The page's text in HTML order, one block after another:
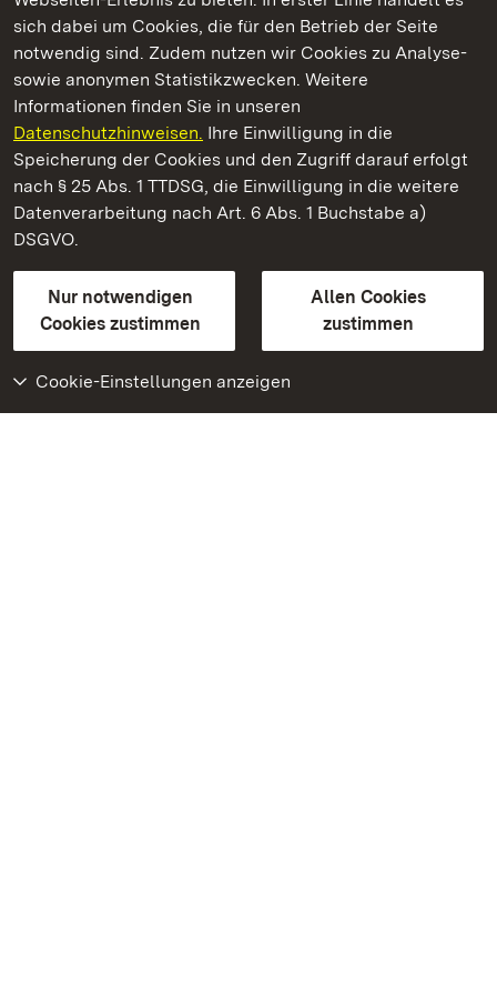
sich dabei um Cookies, die für den Betrieb der Seite
notwendig sind. Zudem nutzen wir Cookies zu Analyse-
sowie anonymen Statistikzwecken. Weitere
Informationen finden Sie in unseren
Datenschutzhinweisen. Ihre Einwilligung in die
Speicherung der Cookies und den Zugriff darauf erfolgt
nach § 25 Abs. 1 TTDSG, die Einwilligung in die weitere
Datenverarbeitung nach Art. 6 Abs. 1 Buchstabe a)
DSGVO.
Nur notwendigen
Cookies zustimmen
Allen Cookies
zustimmen
Cookie-Einstellungen anzeigen
Kommen. Staunen. Genießen.
Staatliche Schlösser und Gärten Baden‑Württemberg
Staatliche Schlösser und Gärten Baden-Württemberg
Kontakt
GebärdenspracheLeichte Sprache
Erklärung zur Barrierefreiheit
BITV-konform (geprüfte Seiten)
Weiteres